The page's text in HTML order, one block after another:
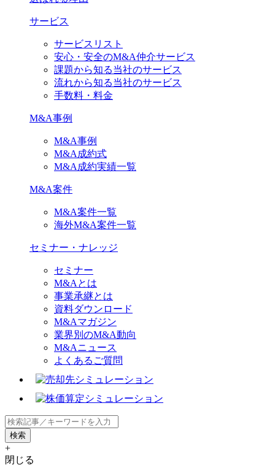
サービス
サービスリスト
安心・安全のM&A仲介サービス
課題から知る当社のサービス
流れから知る当社のサービス
手数料・料金
M&A事例
M&A事例
M&A成約式
M&A成約実績一覧
M&A案件
M&A案件一覧
海外M&A案件一覧
セミナー・ナレッジ
セミナー
M&Aとは
事業承継とは
資料ダウンロード
M&Aマガジン
業界別のM&A動向
M&Aニュース
よくあるご質問
+
閉じる